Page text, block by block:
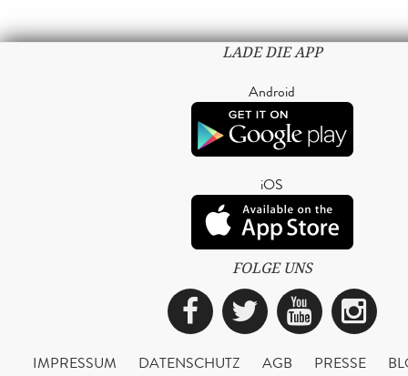
LADE DIE APP
Android
iOS
FOLGE UNS
Facebook
Twitter
IMPRESSUM DATENSCHUTZ AGB PRESSE